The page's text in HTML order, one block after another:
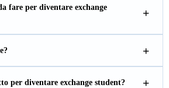
fare per diventare exchange
per diventare exchange student?